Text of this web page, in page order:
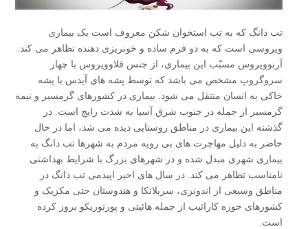
تب دانگ که به تب استخوان شکن معروف است یک بیماری
ویروسی است که به دو فرم ساده و خونریزی دهنده تظاهر می کند.
آربوویروس مسبّب این بیماری، از جنس فلاوویروس با چهار
سروگروپ مشخص می باشد که توسط پشه های آیدس یا پشه
خاکی به انسان منتقل می شود. بیماری در کشورهای گرمسیر و نیمه
گرمسیر از جمله در جنوب شرق آسیا به شدت رایج است. در
گذشته این بیماری در مناطق روستایی دیده می شد، اما در حال
حاضر به دلیل مهاجرت های بی رویه مردم به شهرها تب دانگ به
بیماری شهری مبدل شده و در شهرهای بزرگ با شرایط بهداشتی
نامناسب تظاهر می کند. در سال های اخیر اپیدمی تب دانگ در
مناطق وسیعی از اندونزی، سریلانکا و هندوستان حتی مکزیک و
کشورهای حوزه کارائیب از جمله هائیتی و پورتوریکو بروز کرده
است.